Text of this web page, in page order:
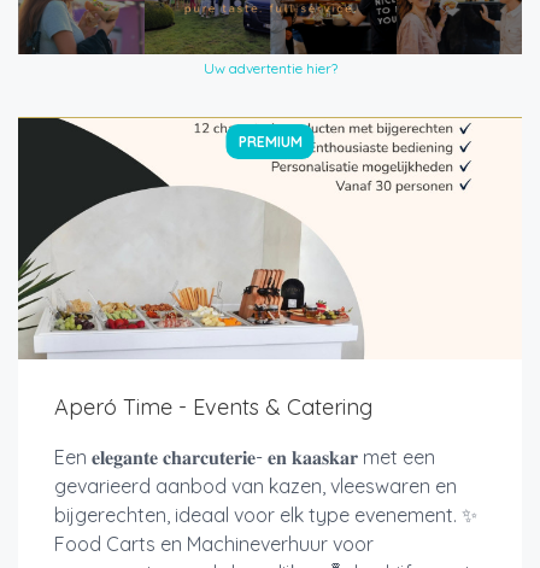
Uw advertentie hier?
PREMIUM
Aperó Time - Events & Catering
Een 𝐞𝐥𝐞𝐠𝐚𝐧𝐭𝐞 𝐜𝐡𝐚𝐫𝐜𝐮𝐭𝐞𝐫𝐢𝐞- 𝐞𝐧 𝐤𝐚𝐚𝐬𝐤𝐚𝐫 met een
gevarieerd aanbod van kazen, vleeswaren en
bijgerechten, ideaal voor elk type evenement. ✨
Food Carts en Machineverhuur voor